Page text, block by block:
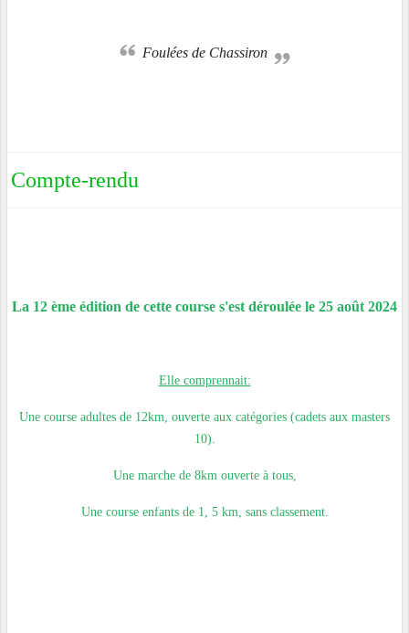
Foulées de Chassiron
Compte-rendu
La 12 ème édition de cette course s'est déroulée le 25 août 2024
Elle comprennait:
Une course adultes de 12km, ouverte aux catégories (cadets aux masters
10).
Une marche de 8km ouverte à tous,
Une course enfants de 1, 5 km, sans classement.